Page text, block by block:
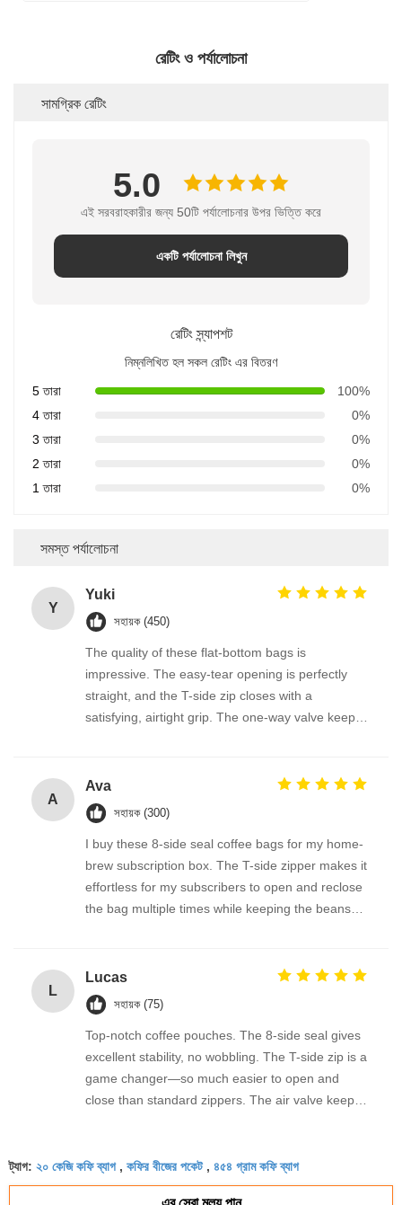
রেটিং ও পর্যালোচনা
সামগ্রিক রেটিং
5.0
এই সরবরাহকারীর জন্য 50টি পর্যালোচনার উপর ভিত্তি করে
একটি পর্যালোচনা লিখুন
রেটিং স্ন্যাপশট
নিম্নলিখিত হল সকল রেটিং এর বিতরণ
5 তারা
100%
4 তারা
0%
3 তারা
0%
2 তারা
0%
1 তারা
0%
সমস্ত পর্যালোচনা
Y
Yuki
সহায়ক (450)
The quality of these flat-bottom bags is
impressive. The easy-tear opening is perfectly
straight, and the T-side zip closes with a
satisfying, airtight grip. The one-way valve keeps
for organizing small items around the kitchen.
A
Ava
সহায়ক (300)
I buy these 8-side seal coffee bags for my home-
brew subscription box. The T-side zipper makes it
effortless for my subscribers to open and reclose
the bag multiple times while keeping the beans
from ballooning. I love that the whole bag is
PE/PE and accepted by Canadian recycling
programs. The factory offered a great custom size
for my 340g bags. Very satisfied!
L
Lucas
সহায়ক (75)
Top-notch coffee pouches. The 8-side seal gives
excellent stability, no wobbling. The T-side zip is a
game changer—so much easier to open and
close than standard zippers. The air valve keeps
dried fruit on camping trips.
ট্যাগ: ২০ কেজি কফি ব্যাগ, কফির বীজের পকেট, ৪৫৪ গ্রাম কফি ব্যাগ